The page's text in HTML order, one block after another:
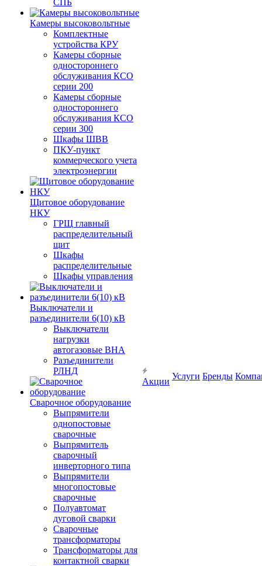
СПБ
Камеры высоковольтные
Комплектные
устройства КРУ
Камеры сборные
одностороннего
обслуживания КСО
серии 200
Камеры сборные
одностороннего
обслуживания КСО
серии 300
Шкафы ШВВ
ПКУ-пункт
коммерческого учета
электроэнергии
Щитовое оборудование
НКУ
ГРЩ главный
распределительный
щит
Шкафы
распределительные
Шкафы управления
Выключатели и
разъединители 6(10) кВ
Выключатели
нагрузки
автогазовые ВНА
Разъединители
РЛНД
Сварочное оборудование
Выпрямители
однопостовые
сварочные
Выпрямитель
сварочный
инверторного типа
Выпрямители
многопостовые
сварочные
Полуавтомат
дуговой сварки
Сварочные
трансформаторы
Трансформаторы для
контактной сварки
Акции
Услуги Бренды